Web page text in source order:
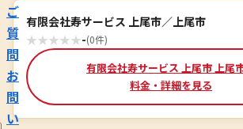
ご
質
問
お
問
い
有限会社寿サービス 上尾市／上尾市
★★★★★-(0件)
有限会社寿サービス 上尾市 上尾
料金・詳細を見る